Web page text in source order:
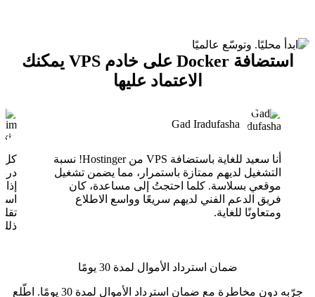
استضافة Docker على خادم VPS يمكنك
الاعتماد عليها
Gad Iradufasha
أنا سعيد للغاية باستضافة VPS من Hostinger! نسبة
التشغيل لديهم ممتازة باستمرار، مما يضمن تشغيل
موقعي بسلاسة. كلما احتجتُ إلى مساعدة، كان
فريق الدعم الفني لديهم سريعًا وواسع الاطلاع
ومتعاونًا للغاية.
ضمان استرداد الأموال لمدة 30 يومًا
جرّبه دون مخاطرة مع ضمان استرداد الأموال لمدة 30 يومًا. اطّلع